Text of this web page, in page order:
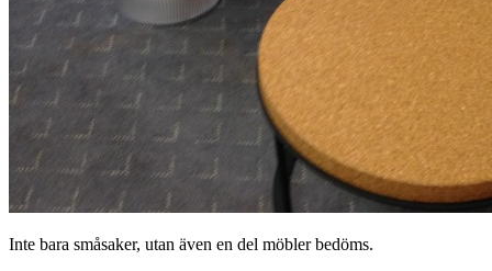
Inte bara småsaker, utan även en del möbler bedöms.